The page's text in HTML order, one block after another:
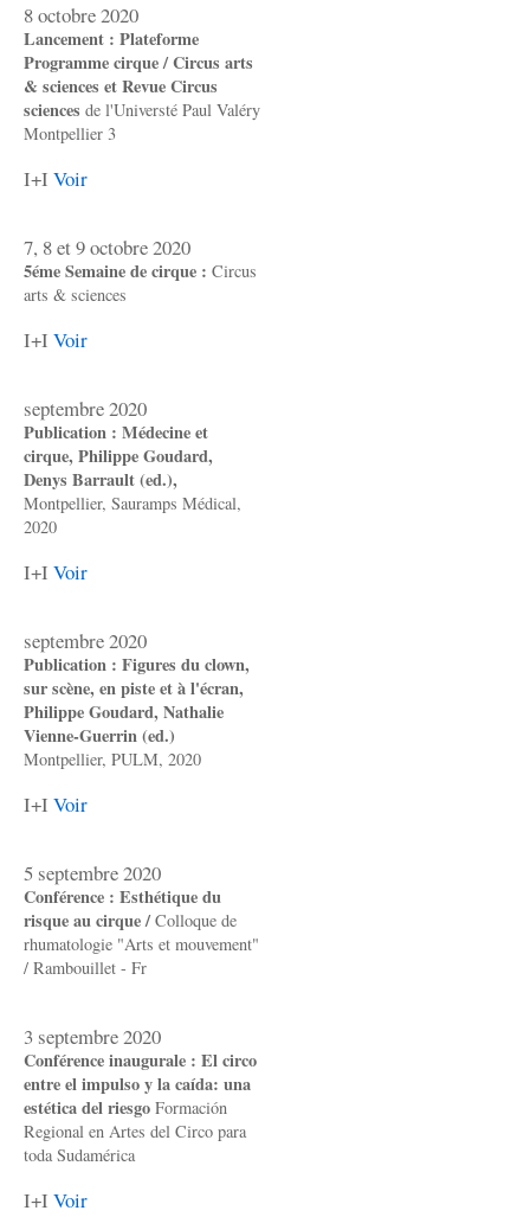
8 octobre 2020
Lancement : Plateforme
Programme cirque / Circus arts
& sciences et Revue Circus
sciences de l'Universté Paul Valéry
Montpellier 3
I+I Voir
7, 8 et 9 octobre 2020
5éme Semaine de cirque : Circus
arts & sciences
I+I Voir
septembre 2020
Publication : Médecine et
cirque, Philippe Goudard,
Denys Barrault (ed.),
Montpellier, Sauramps Médical,
2020
I+I Voir
septembre 2020
Publication : Figures du clown,
sur scène, en piste et à l'écran,
Philippe Goudard, Nathalie
Vienne-Guerrin (ed.)
Montpellier, PULM, 2020
I+I Voir
5 septembre 2020
Conférence : Esthétique du
risque au cirque /Colloque de
rhumatologie "Arts et mouvement"
/ Rambouillet - Fr
3 septembre 2020
Conférence inaugurale : El circo
entre el impulso y la caída: una
estética del riesgo Formación
Regional en Artes del Circo para
toda Sudamérica
I+I Voir